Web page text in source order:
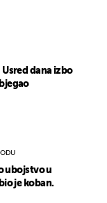
dana izbo
ubojstvo u
je koban.